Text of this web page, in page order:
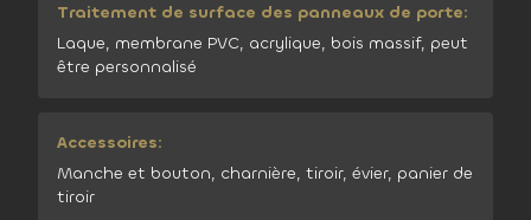
Traitement de surface des panneaux de porte:
Laque, membrane PVC, acrylique, bois massif, peut
être personnalisé
Accessoires:
Manche et bouton, charnière, tiroir, évier, panier de
tiroir